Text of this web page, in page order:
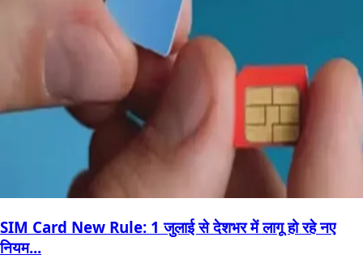
SIM Card New Rule: 1 जुलाई से देशभर में लागू हो रहे नए
नियम...